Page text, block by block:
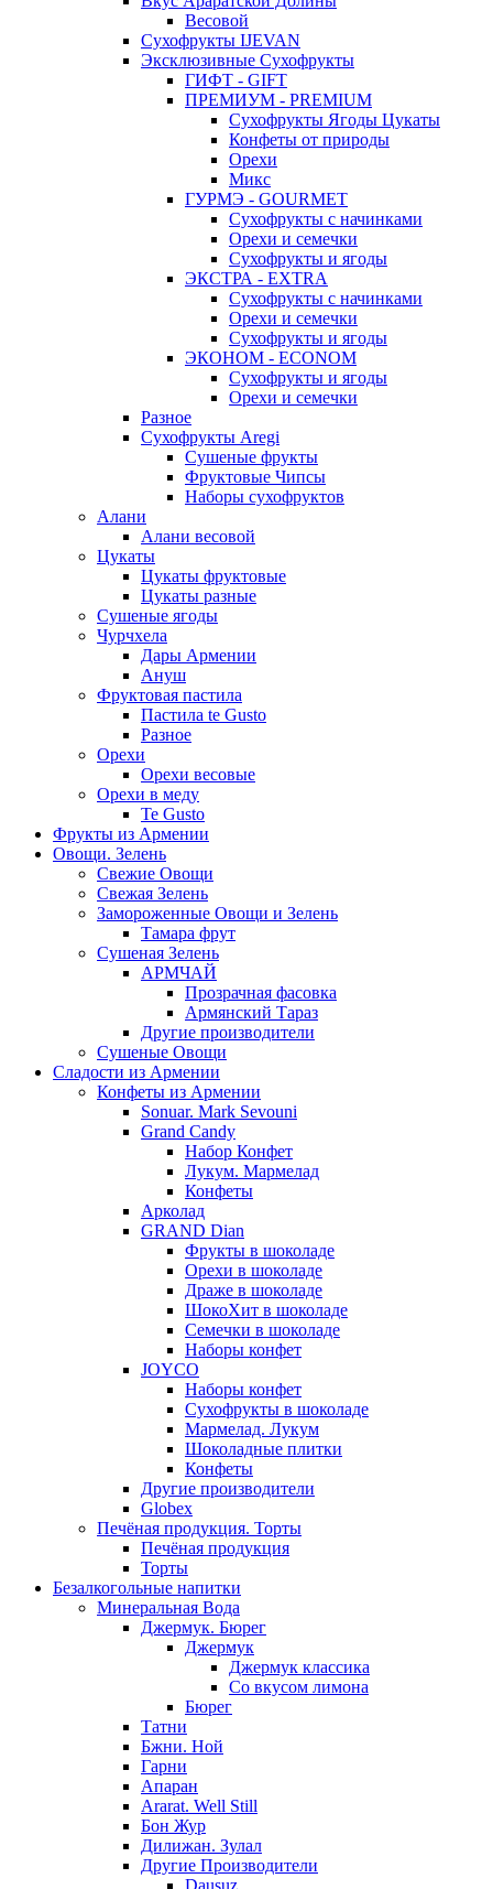
Весовой
Сухофрукты IJEVAN
Эксклюзивные Сухофрукты
ГИФТ - GIFT
ПРЕМИУМ - PREMIUM
Сухофрукты Ягоды Цукаты
Конфеты от природы
Орехи
Микс
ГУРМЭ - GOURMET
Сухофрукты с начинками
Орехи и семечки
Сухофрукты и ягоды
ЭКСТРА - EXTRA
Сухофрукты с начинками
Орехи и семечки
Сухофрукты и ягоды
ЭКОНОМ - ECONOM
Сухофрукты и ягоды
Орехи и семечки
Разное
Сухофрукты Aregi
Сушеные фрукты
Фруктовые Чипсы
Наборы сухофруктов
Алани
Алани весовой
Цукаты
Цукаты фруктовые
Цукаты разные
Сушеные ягоды
Чурчхела
Дары Армении
Ануш
Фруктовая пастила
Пастила te Gusto
Разное
Орехи
Орехи весовые
Орехи в меду
Te Gusto
Фрукты из Армении
Овощи. Зелень
Свежие Овощи
Свежая Зелень
Замороженные Овощи и Зелень
Тамара фрут
Сушеная Зелень
АРМЧАЙ
Прозрачная фасовка
Армянский Тараз
Другие производители
Сушеные Овощи
Сладости из Армении
Конфеты из Армении
Sonuar. Mark Sevouni
Grand Candy
Набор Конфет
Лукум. Мармелад
Конфеты
Арколад
GRAND Dian
Фрукты в шоколаде
Орехи в шоколаде
Драже в шоколаде
ШокоХит в шоколаде
Семечки в шоколаде
Наборы конфет
JOYCO
Наборы конфет
Сухофрукты в шоколаде
Мармелад. Лукум
Шоколадные плитки
Конфеты
Другие производители
Globex
Печёная продукция. Торты
Печёная продукция
Торты
Безалкогольные напитки
Минеральная Вода
Джермук. Бюрег
Джермук
Джермук классика
Со вкусом лимона
Бюрег
Татни
Бжни. Ной
Гарни
Апаран
Ararat. Well Still
Бон Жур
Дилижан. Зулал
Другие Производители
Dausuz